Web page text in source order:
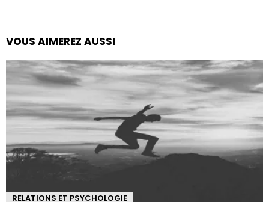
VOUS AIMEREZ AUSSI
RELATIONS ET PSYCHOLOGIE